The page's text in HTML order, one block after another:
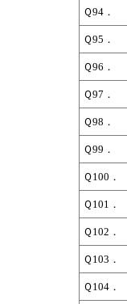
Ｑ94．
Ｑ95．
Ｑ96．
Ｑ97．
Ｑ98．
Ｑ99．
Ｑ100．
Ｑ101．
Ｑ102．
Ｑ103．
Ｑ104．